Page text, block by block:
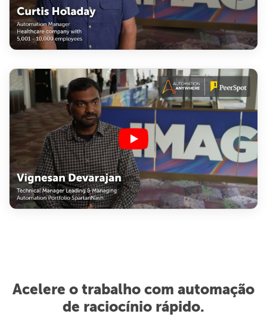
Acelere o trabalho com automação
de raciocínio rápido.